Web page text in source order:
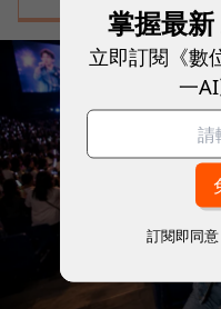
掌握最新
立即訂閱《數
一
訂閱即同意